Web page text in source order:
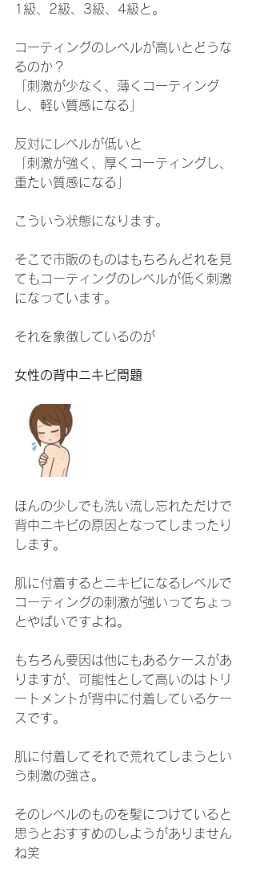
1級、2級、3級、4級と。
コーティングのレベルが高いとどうな
るのか？
「刺激が少なく、薄くコーティング
し、軽い質感になる」
反対にレベルが低いと
「刺激が強く、厚くコーティングし、
重たい質感になる」
こういう状態になります。
そこで市販のものはもちろんどれを見
てもコーティングのレベルが低く刺激
になっています。
それを象徴しているのが
女性の背中ニキビ問題
ほんの少しでも洗い流し忘れただけで
背中ニキビの原因となってしまったり
します。
肌に付着するとニキビになるレベルで
コーティングの刺激が強いってちょっ
とやばいですよね。
もちろん要因は他にもあるケースがあ
りますが、可能性として高いのはトリ
ートメントが背中に付着しているケー
スです。
肌に付着してそれで荒れてしまうとい
う刺激の強さ。
そのレベルのものを髪につけていると
思うとおすすめのしようがありません
ね笑